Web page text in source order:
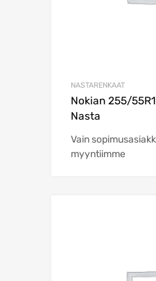
NASTARENKAAT
Nokian 255/
Nasta
Vain
myyntiimme